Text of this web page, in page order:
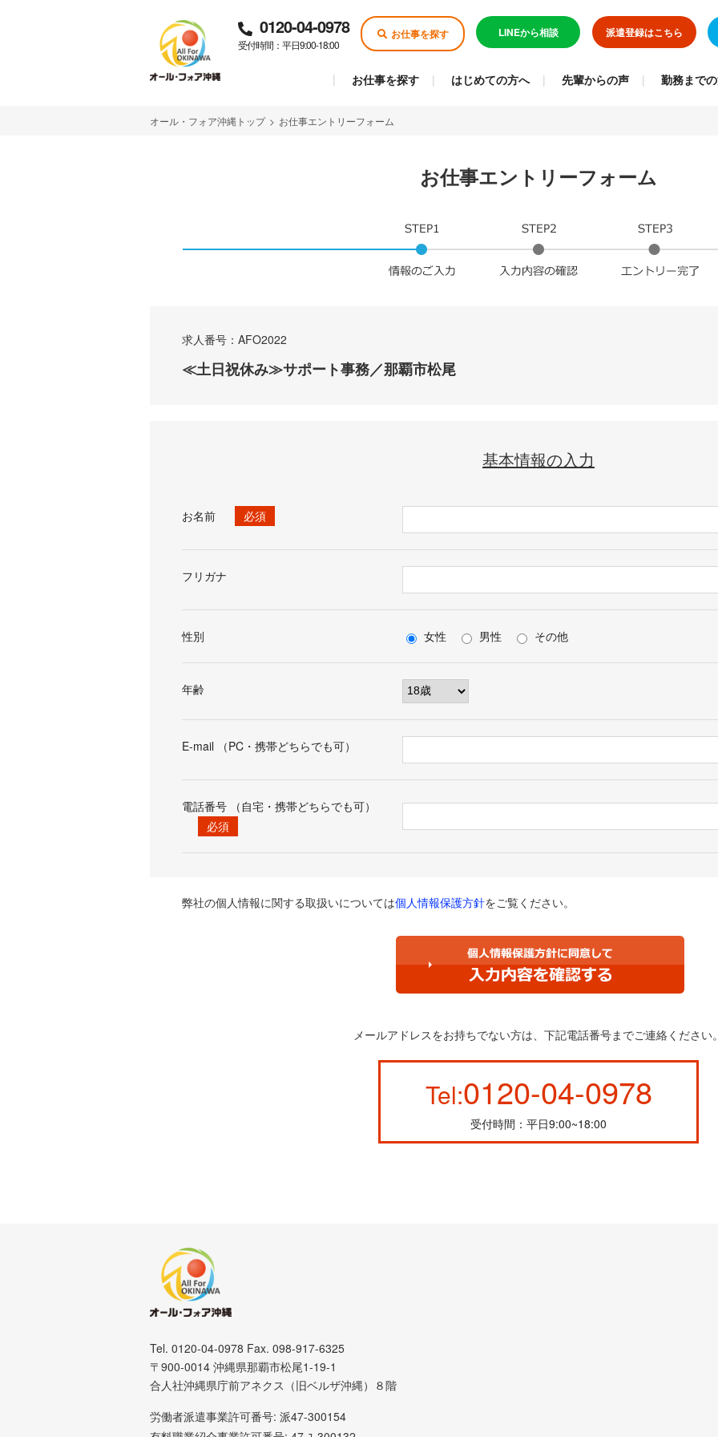
0120-04-0978
受付時間：平日9:00-18:00
お仕事を探す LINEから相談 派遣登録はこちら
お仕事を探す はじめての方へ 先輩からの声 勤務まで
オール・フォア沖縄トップ > お仕事エントリーフォーム
お仕事エントリーフォーム
求人番号：AFO2022
≪土日祝休み≫サポート事務／那覇市松尾
基本情報の入力
お名前 必須
フリガナ
性別 女性 男性 その他
年齢
E-mail （PC・携帯どちらでも可）
電話番号 （自宅・携帯どちらでも可）
必須
弊社の個人情報に関する取扱いについては個人情報保護方針をご覧ください。
メールアドレスをお持ちでない方は、 下記電話番号までご連絡ください
Tel:0120-04-0978
受付時間：平日9:00~18:00
Tel. 0120-04-0978 Fax. 098-917-6325
〒900-0014 沖縄県那覇市松尾1-19-1
合人社沖縄県庁前アネクス（旧ベルザ沖縄）８階
労働者派遣事業許可番号: 派47-300154